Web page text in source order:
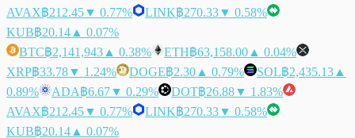
AVAX฿212.45▼ 0.77% LINK฿270.33▼ 0.58%
KUB฿20.14 ▲ 0.07%
BTC฿2,141,943 ▲ 0.38% ETH฿63,158.00 ▲ 0.04%
XRP฿33.78▼ 1.24% DOGE฿2.30 ▲ 0.79% SOL฿2,435.13 ▲
0.89%
ADA฿6.67▼ 0.29% DOT฿26.88▼ 1.83%
AVAX฿212.45▼ 0.77% LINK฿270.33▼ 0.58%
KUB฿20.14 ▲ 0.07%